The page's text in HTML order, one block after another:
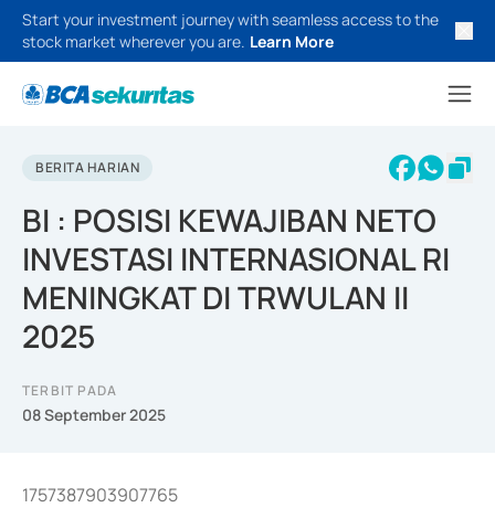
Start your investment journey with seamless access to the
stock market wherever you are. Learn More
BERITA HARIAN
BI : POSISI KEWAJIBAN NETO
INVESTASI INTERNASIONAL RI
MENINGKAT DI TRWULAN II
2025
TERBIT PADA
08 September 2025
1757387903907765